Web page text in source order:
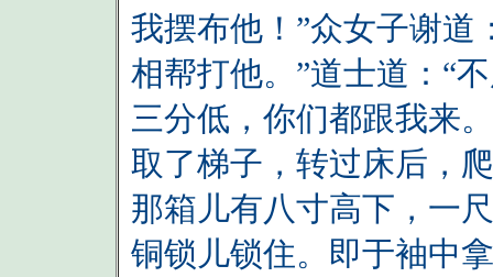
我摆布他！”众女子谢道
相帮打他。”道士道：“
三分低，你们都跟我来
取了梯子，转过床后，
那箱儿有八寸高下，一
铜锁儿锁住。即于袖中